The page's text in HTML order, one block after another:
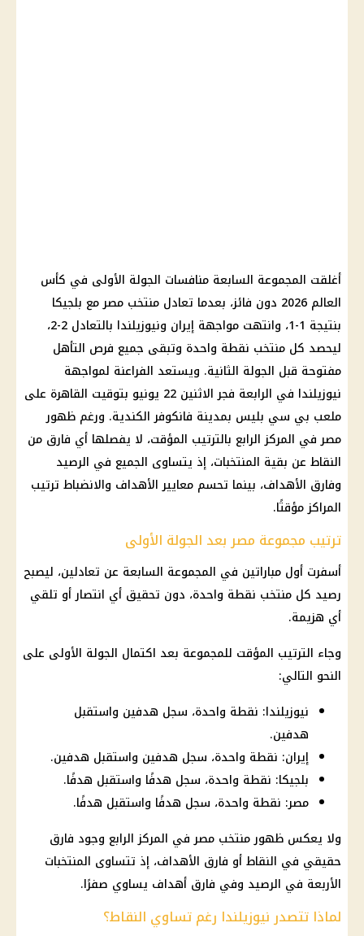
أغلقت المجموعة السابعة منافسات الجولة الأولى في كأس
العالم 2026
دون فائز، بعدما تعادل منتخب مصرمع بلجيكا
بنتيجة 1-1، وانتهت مواجهة إيران ونيوزيلندا بالتعادل 2-2،
ليحصد كل منتخب نقطة واحدة وتبقى جميع فرص التأهل
مفتوحة قبل الجولة الثانية. ويستعد الفراعنة لمواجهة
نيوزيلندا في الرابعة فجر الاثنين 22 يونيو بتوقيت القاهرة على
ملعب بي سي بليس بمدينة فانكوفر الكندية. ورغم ظهور
مصر في المركز الرابع بالترتيب المؤقت، لا يفصلها أي فارق من
النقاط عن بقية المنتخبات، إذ يتساوى الجميع في الرصيد
وفارق الأهداف، بينما تحسم معايير الأهداف والانضباط ترتيب
المراكز مؤقتًا.
ترتيب مجموعة مصر بعد الجولة الأولى
أسفرت أول مباراتين في المجموعة السابعة عن تعادلين، ليصبح
رصيد كل منتخب نقطة واحدة، دون تحقيق أي انتصار أو تلقي
أي هزيمة.
وجاء الترتيب المؤقت للمجموعة بعد اكتمال الجولة الأولى على
النحو التالي:
نيوزيلندا: نقطة واحدة، سجل هدفين واستقبل
هدفين.
إيران: نقطة واحدة، سجل هدفين واستقبل هدفين.
بلجيكا: نقطة واحدة، سجل هدفًا واستقبل هدفًا.
مصر: نقطة واحدة، سجل هدفًا واستقبل هدفًا.
ولا يعكس ظهورمنتخب مصرفي المركز الرابع وجود فارق
حقيقي في النقاط أو فارق الأهداف، إذ تتساوى المنتخبات
الأربعة في الرصيد وفي فارق أهداف يساوي صفرًا.
لماذا تتصدر نيوزيلندا رغم تساوي النقاط؟